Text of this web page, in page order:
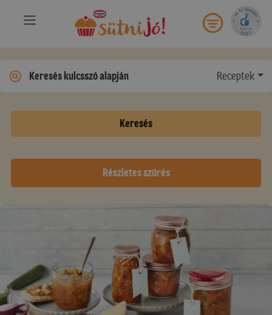
Receptek
Keresés
Részletes szűrés